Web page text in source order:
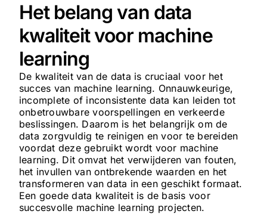
Het belang van data
kwaliteit voor machine
learning
De kwaliteit van de data is cruciaal voor het
succes van machine learning. Onnauwkeurige,
incomplete of inconsistente data kan leiden tot
onbetrouwbare voorspellingen en verkeerde
beslissingen. Daarom is het belangrijk om de
data zorgvuldig te reinigen en voor te bereiden
voordat deze gebruikt wordt voor machine
learning. Dit omvat het verwijderen van fouten,
het invullen van ontbrekende waarden en het
transformeren van data in een geschikt formaat.
Een goede data kwaliteit is de basis voor
succesvolle machine learning projecten.